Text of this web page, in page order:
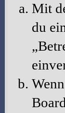
Mit
du